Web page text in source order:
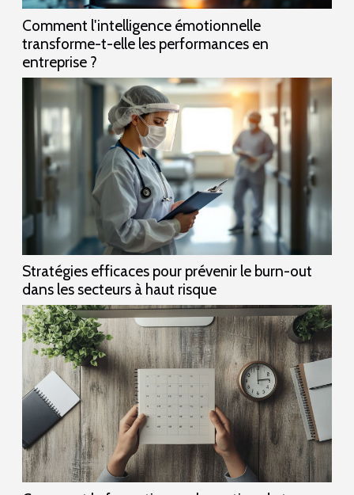
Comment l'intelligence émotionnelle
transforme-t-elle les performances en
entreprise ?
Stratégies efficaces pour prévenir le burn-out
dans les secteurs à haut risque